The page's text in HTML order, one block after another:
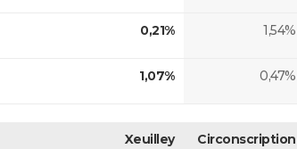
0,21% 1,54%
1,07% 0,47%
Xeuilley Circonscription